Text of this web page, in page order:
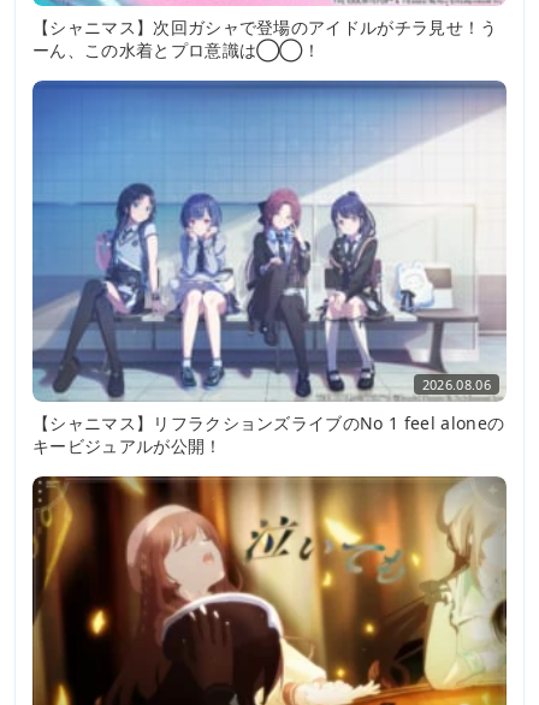
【シャニマス】次回ガシャで登場のアイドルがチラ見せ！う
ーん、この水着とプロ意識は◯◯！
2026.08.06
【シャニマス】リフラクションズライブのNo 1 feel aloneの
キービジュアルが公開！